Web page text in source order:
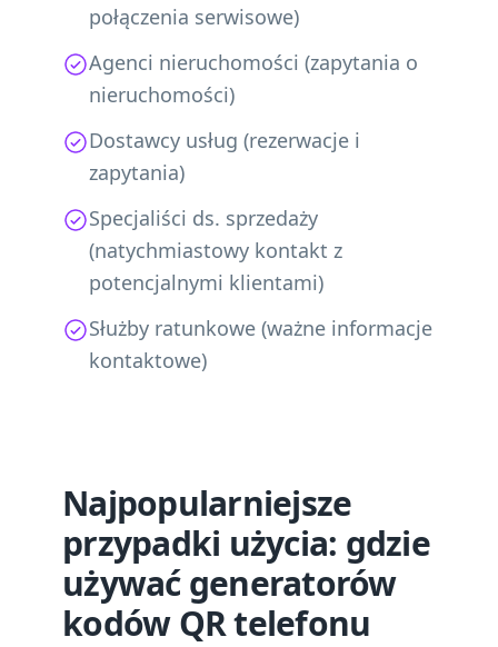
połączenia serwisowe)
Agenci nieruchomości (zapytania o
nieruchomości)
Dostawcy usług (rezerwacje i
zapytania)
Specjaliści ds. sprzedaży
(natychmiastowy kontakt z
potencjalnymi klientami)
Służby ratunkowe (ważne informacje
kontaktowe)
Najpopularniejsze
przypadki użycia: gdzie
używać generatorów
kodów QR telefonu